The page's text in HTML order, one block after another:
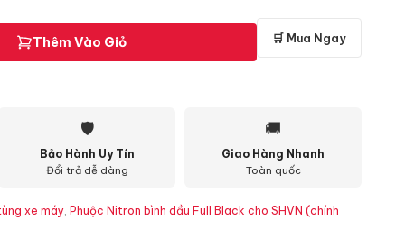
Thêm Vào Giỏ 🛒 Mua Ngay
🛡
Bảo Hành Uy Tín
Đổi trả dễ dàng
🚚
Giao Hàng Nhanh
Toàn quốc
xe máy, Phuộc Nitron bình dầu Full Black cho SHVN (chính